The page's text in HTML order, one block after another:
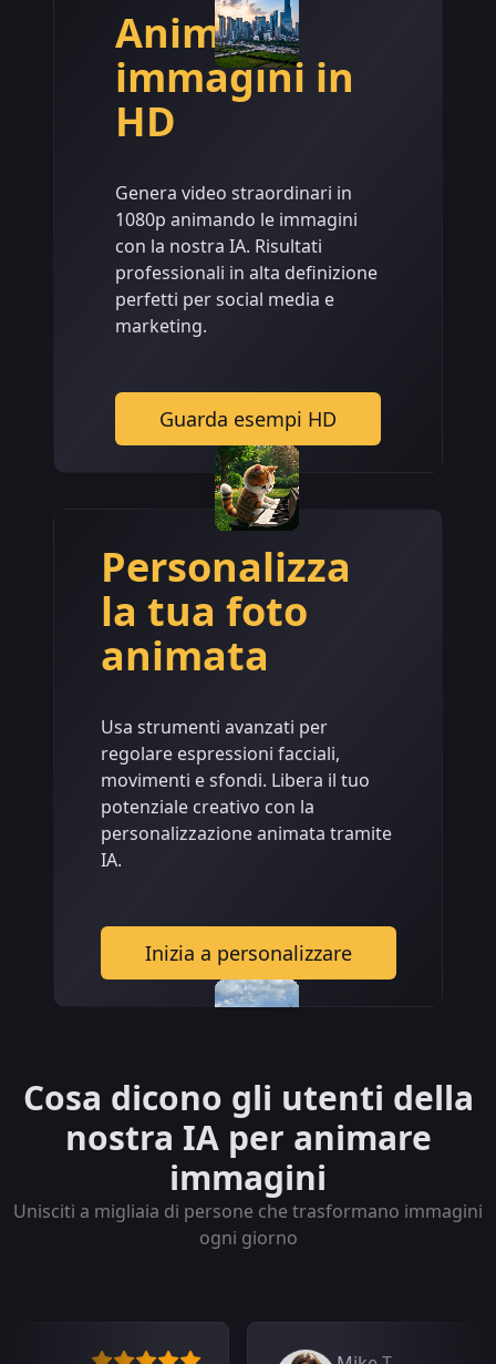
Anima
immagini in
HD
Genera video straordinari in
1080p animando le immagini
con la nostra IA. Risultati
professionali in alta definizione
perfetti per social media e
marketing.
Guarda esempi HD
Personalizza
la tua foto
animata
Usa strumenti avanzati per
regolare espressioni facciali,
movimenti e sfondi. Libera il tuo
potenziale creativo con la
personalizzazione animata tramite
IA.
Inizia a personalizzare
Cosa dicono gli utenti della
nostra IA per animare
immagini
Unisciti a migliaia di persone che trasformano immagini
ogni giorno